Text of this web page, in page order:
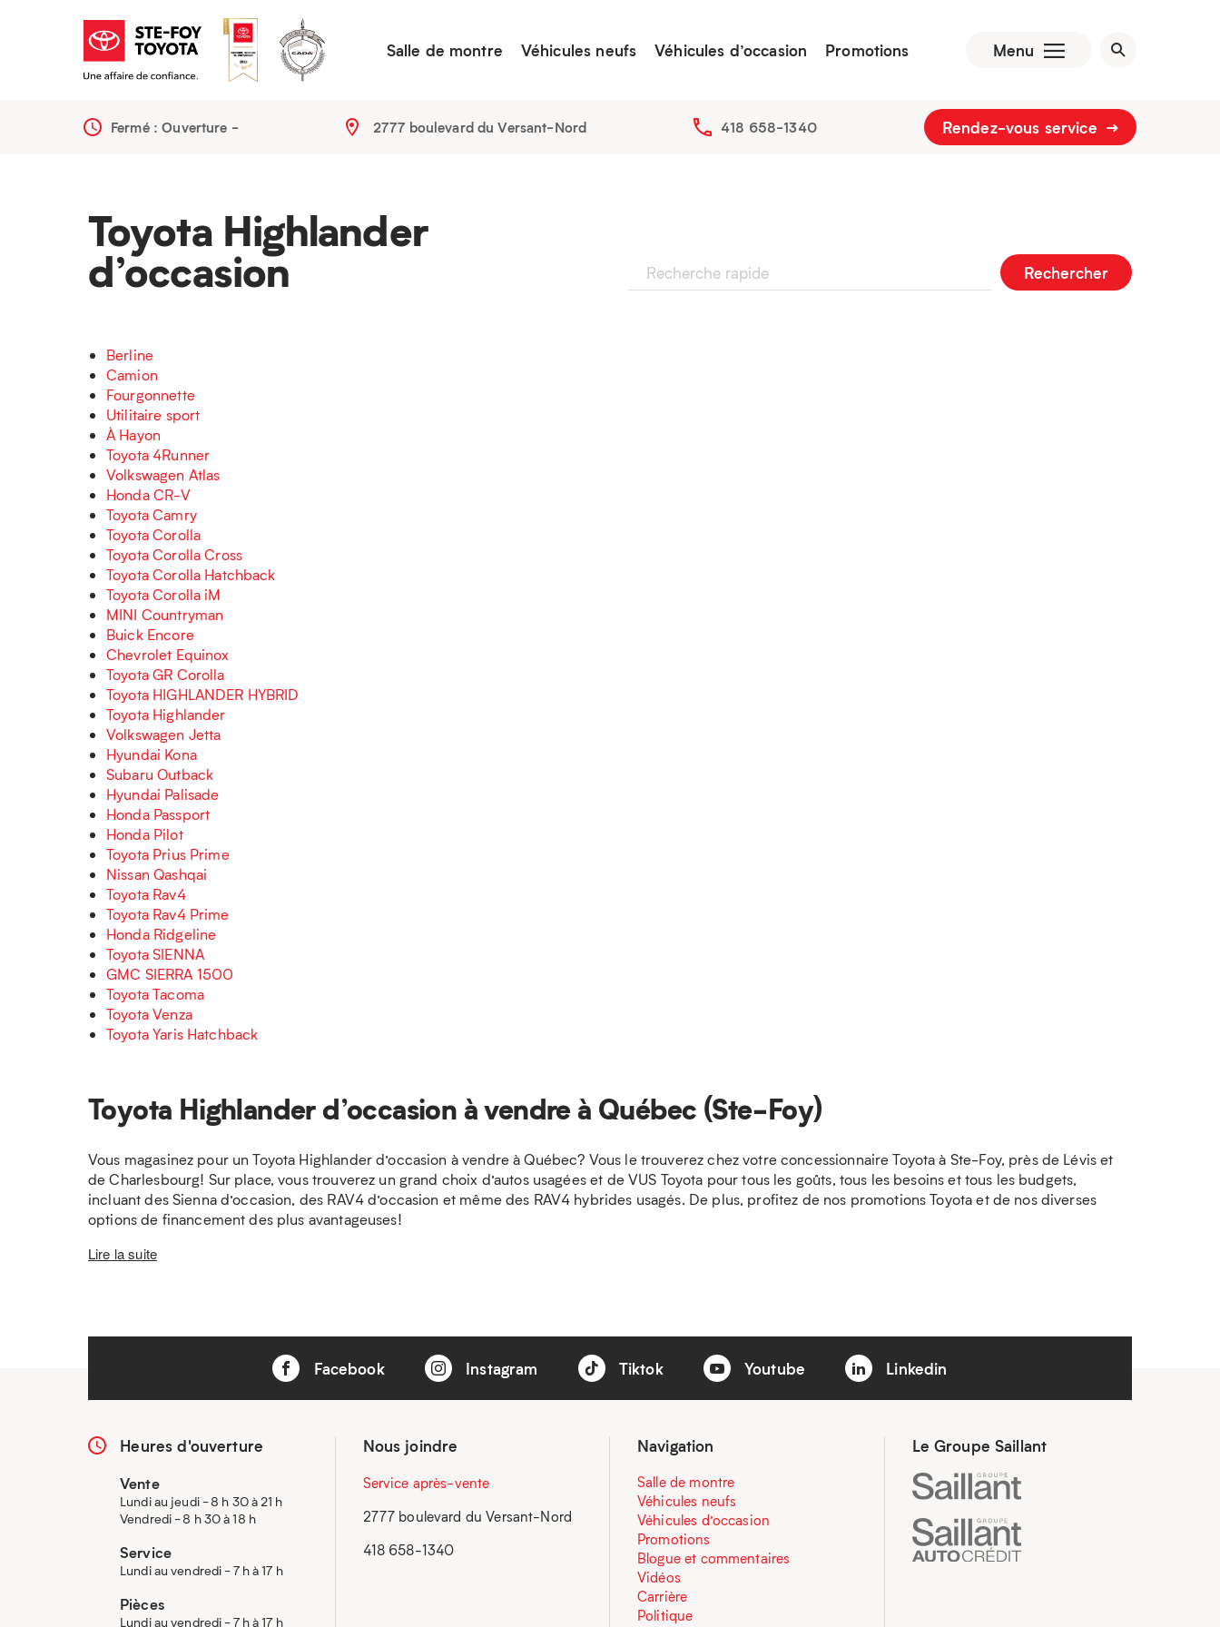
Salle de montre Véhicules neufs Véhicules d’occasion Promotions Menu
Fermé : Ouverture - 2777 boulevard du Versant-Nord 418 658-1340 Rendez-vous service
Toyota Highlander
d’occasion Rechercher
Berline
Camion
Fourgonnette
Utilitaire sport
À Hayon
Toyota 4Runner
Volkswagen Atlas
Honda CR-V
Toyota Camry
Toyota Corolla
Toyota Corolla Cross
Toyota Corolla Hatchback
Toyota Corolla iM
MINI Countryman
Buick Encore
Chevrolet Equinox
Toyota GR Corolla
Toyota HIGHLANDER HYBRID
Toyota Highlander
Volkswagen Jetta
Hyundai Kona
Subaru Outback
Hyundai Palisade
Honda Passport
Honda Pilot
Toyota Prius Prime
Nissan Qashqai
Toyota Rav4
Toyota Rav4 Prime
Honda Ridgeline
Toyota SIENNA
GMC SIERRA 1500
Toyota Tacoma
Toyota Venza
Toyota Yaris Hatchback
Toyota Highlander d’occasion à vendre à Québec (Ste-Foy)
Vous magasinez pour un Toyota Highlander d’occasion à vendre à Québec? Vous le trouverez chez votre concessionnaire Toyota à Ste-Foy, près de Lévis et
de Charlesbourg! Sur place, vous trouverez un grand choix d’autos usagées et de VUS Toyota pour tous les goûts, tous les besoins et tous les budgets,
incluant des Sienna d’occasion, des RAV4 d’occasion et même des RAV4 hybrides usagés. De plus, profitez de nos promotions Toyota et de nos diverses
options de financement des plus avantageuses!
Lire la suite
Facebook Instagram Tiktok Youtube Linkedin
Heures d'ouverture
Vente
Lundi au jeudi - 8 h 30 à 21 h
Vendredi - 8 h 30 à 18 h
Service
Lundi au vendredi - 7 h à 17 h
Pièces
Lundi au vendredi - 7 h à 17 h
Nous joindre
Service après-vente
2777 boulevard du Versant-Nord
418 658-1340
Navigation
Salle de montre
Véhicules neufs
Véhicules d’occasion
Promotions
Blogue et commentaires
Vidéos
Carrière
Politique
Le Groupe Saillant